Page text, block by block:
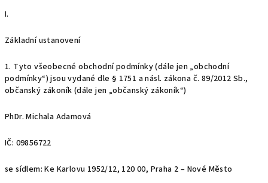
I.
Základní ustanovení
1. Tyto všeobecné obchodní podmínky (dále jen „obchodní
podmínky“) jsou vydané dle § 1751 a násl. zákona č. 89/2012 Sb.,
občanský zákoník (dále jen „občanský zákoník“)
PhDr. Michala Adamová
IČ: 09856722
se sídlem: Ke Karlovu 1952/12, 120 00, Praha 2 – Nové Město